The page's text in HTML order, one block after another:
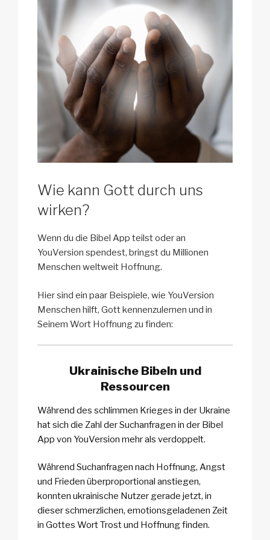
Wie kann Gott durch uns
wirken?
Wenn du die Bibel App teilst oder an
YouVersion spendest, bringst du Millionen
Menschen weltweit Hoffnung.
Hier sind ein paar Beispiele, wie YouVersion
Menschen hilft, Gott kennenzulernen und in
Seinem Wort Hoffnung zu finden:
Ukrainische Bibeln und
Ressourcen
Während des schlimmen Krieges in der Ukraine
hat sich die Zahl der Suchanfragen in der Bibel
App von YouVersion mehr als verdoppelt.
Während Suchanfragen nach Hoffnung, Angst
und Frieden überproportional anstiegen,
konnten ukrainische Nutzer gerade jetzt, in
dieser schmerzlichen, emotionsgeladenen Zeit
in Gottes Wort Trost und Hoffnung finden.